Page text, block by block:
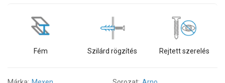
Fém Szilárd rögzítés Rejtett szerelés